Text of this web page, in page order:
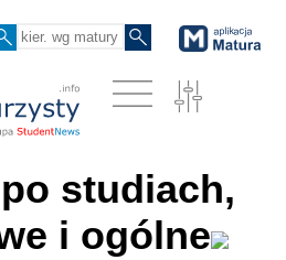
studiach,
i ogólne